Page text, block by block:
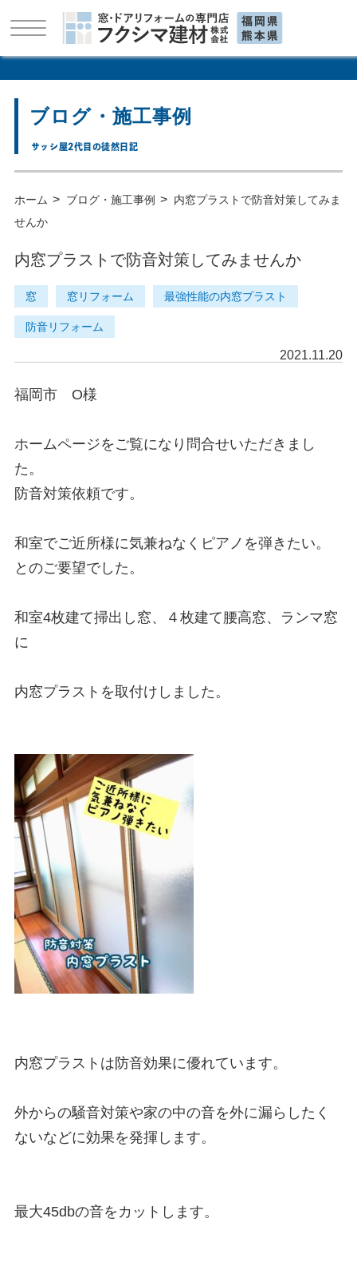
ブログ・施工事例
サッシ屋2代目の徒然日記
ホーム > ブログ・施工事例 > 内窓プラストで防音対策してみま
せんか
内窓プラストで防音対策してみませんか
窓 窓リフォーム 最強性能の内窓プラスト
防音リフォーム
2021.11.20
福岡市　O様
ホームページをご覧になり問合せいただきまし
た。
防音対策依頼です。
和室でご近所様に気兼ねなくピアノを弾きたい。
とのご要望でした。
和室4枚建て掃出し窓、４枚建て腰高窓、ランマ窓
に
内窓プラストを取付けしました。
内窓プラストは防音効果に優れています。
外からの騒音対策や家の中の音を外に漏らしたく
ないなどに効果を発揮します。
最大45dbの音をカットします。